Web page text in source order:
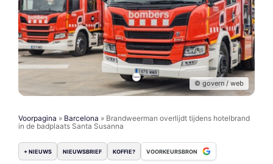
© govern / web
Voorpagina » Barcelona » Brandweerman overlijdt tijdens hotelbrand
in de badplaats Santa Susanna
+ NIEUWS NIEUWSBRIEF KOFFIE? VOORKEURSBRON